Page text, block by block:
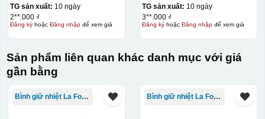
TG sản xuất: 10 ngày
2**.000 ₫
Đăng kýhoặc Đăng nhậpđể xem giá
TG sản xuất: 10 ngày
3**.000 ₫
Đăng kýhoặc Đăng nhậpđể xem giá
Sản phẩm liên quan khác danh mục với giá
gần bằng
Bình giữ nhiệt La Fonte Bình giữ nhiệt La Fonte